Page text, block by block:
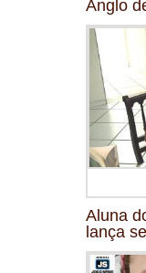
Anglo
Aluna
lança